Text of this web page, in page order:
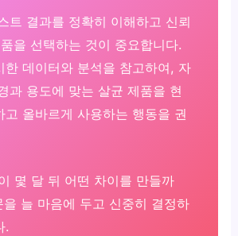
트 결과를 정확히 이해하고 신뢰
을 선택하는 것이 중요합니다.
한 데이터와 분석을 참고하여, 자
과 용도에 맞는 살균 제품을 현
고 올바르게 사용하는 행동을 권
몇 달 뒤 어떤 차이를 만들까
을 늘 마음에 두고 신중히 결정하
.